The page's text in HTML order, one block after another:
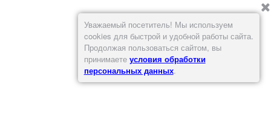
Уважаемый посетитель! Мы используем
cookies для быстрой и удобной работы сайта.
Продолжая пользоваться сайтом, вы
принимаете условия обработки
персональных данных.